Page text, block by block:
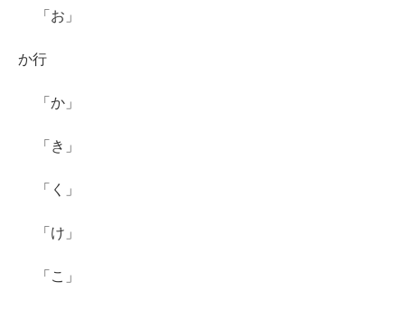
「お」
か行
「か」
「き」
「く」
「け」
「こ」